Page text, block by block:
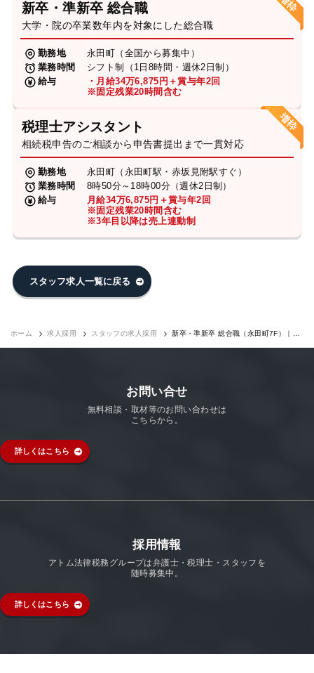
新卒・準新卒 総合職
大学・院の卒業数年内を対象にした総合職
勤務地
永田町（全国から募集中）
業務時間
シフト制（1日8時間・週休2日制）
給与
・月給34万6,875円＋賞与年2回
※固定残業20時間含む
税理士アシスタント
相続税申告のご相談から申告書提出まで一貫対応
勤務地
永田町（永田町駅・赤坂見附駅すぐ）
業務時間
8時50分～18時00分（週休2日制）
給与
月給34万6,875円＋賞与年2回
※固定残業20時間含む
※3年目以降は売上連動制
スタッフ求人一覧に戻る
ホーム 求人採用 スタッフの求人採用
新卒・準新卒 総合職（永田町7F）｜求
お問い合せ
無料相談・取材等のお問い合わせは
こちらから。
詳しくはこちら
採用情報
アトム法律税務グループは弁護士・税理士・スタッフを
随時募集中。
詳しくはこちら